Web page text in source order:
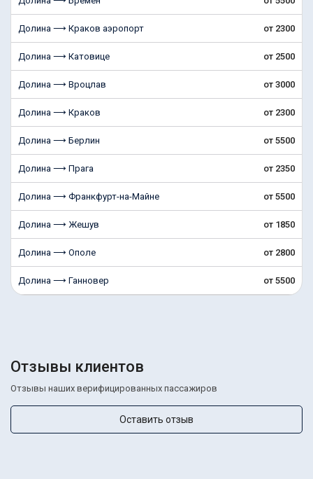
Долина ⟶ Краков аэропорт от 2300
Долина ⟶ Катовице от 2500
Долина ⟶ Вроцлав от 3000
Долина ⟶ Краков от 2300
Долина ⟶ Берлин от 5500
Долина ⟶ Прага от 2350
Долина ⟶ Франкфурт-на-Майне от 5500
Долина ⟶ Жешув от 1850
Долина ⟶ Ополе от 2800
Долина ⟶ Ганновер от 5500
Отзывы клиентов
Отзывы наших верифицированных пассажиров
Оставить отзыв